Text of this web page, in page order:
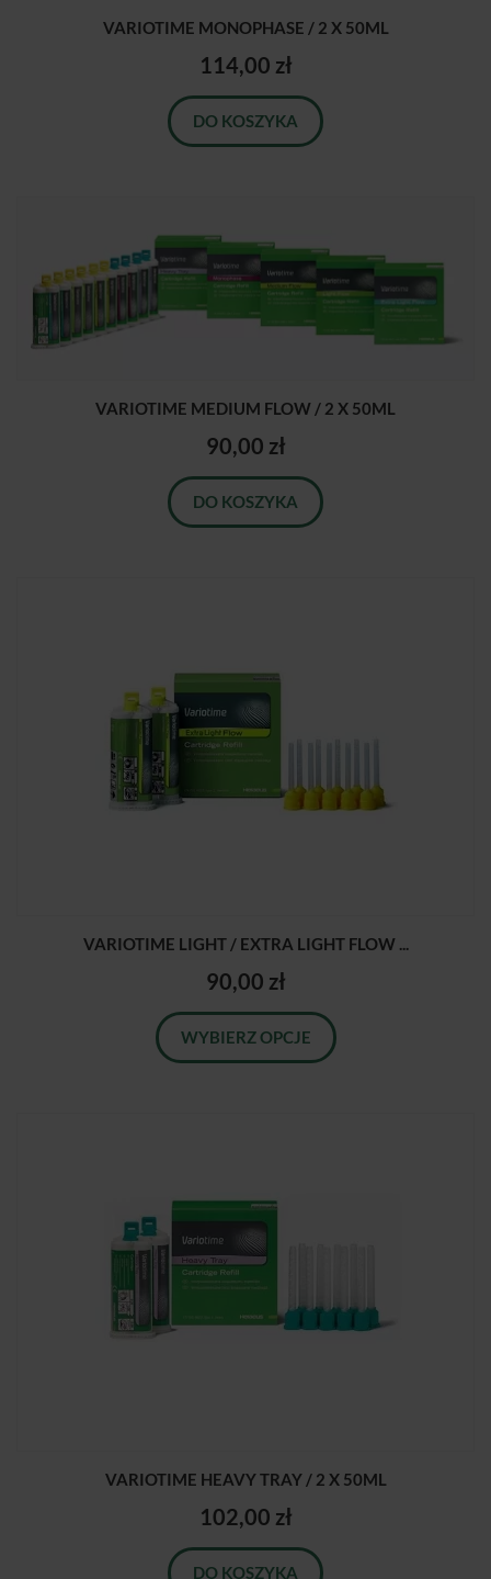
VARIOTIME MONOPHASE / 2 X 50ML
114,00 zł
DO KOSZYKA
VARIOTIME MEDIUM FLOW / 2 X 50ML
90,00 zł
DO KOSZYKA
VARIOTIME LIGHT / EXTRA LIGHT FLOW ...
90,00 zł
WYBIERZ OPCJE
VARIOTIME HEAVY TRAY / 2 X 50ML
102,00 zł
DO KOSZYKA